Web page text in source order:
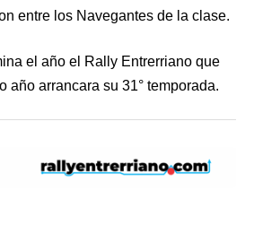
entre los Navegantes de la clase.
el año el Rally Entrerriano que
año arrancara su 31° temporada.